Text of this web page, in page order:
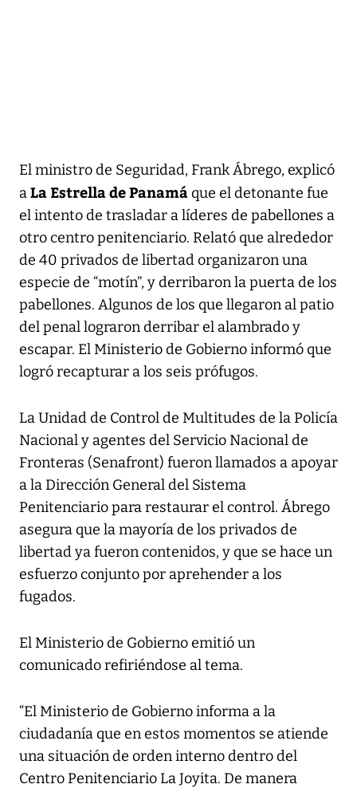
El ministro de Seguridad, Frank Ábrego, explicó
aLa Estrella de Panamáque el detonante fue
el intento de trasladar a líderes de pabellones a
otro centro penitenciario. Relató que alrededor
de 40 privados de libertad organizaron una
especie de “motín”, y derribaron la puerta de los
pabellones. Algunos de los que llegaron al patio
del penal lograron derribar el alambrado y
escapar. El Ministerio de Gobierno informó que
logró recapturar a los seis prófugos.
La Unidad de Control de Multitudes de la Policía
Nacional y agentes del Servicio Nacional de
Fronteras (Senafront) fueron llamados a apoyar
a la Dirección General del Sistema
Penitenciario para restaurar el control. Ábrego
asegura que la mayoría de los privados de
libertad ya fueron contenidos, y que se hace un
esfuerzo conjunto por aprehender a los
fugados.
El Ministerio de Gobierno emitió un
comunicado refiriéndose al tema.
“El Ministerio de Gobierno informa a la
ciudadanía que en estos momentos se atiende
una situación de orden interno dentro del
Centro Penitenciario La Joyita. De manera